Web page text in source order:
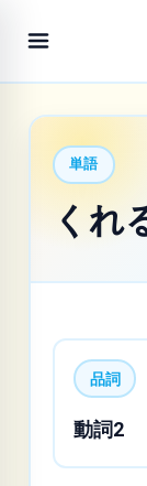
単語
くれ
品詞
動詞2